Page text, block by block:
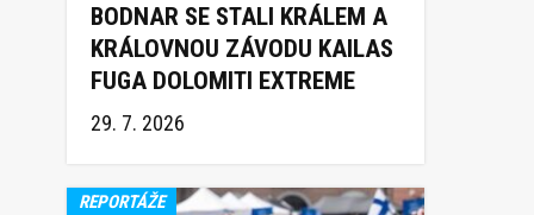
BODNAR SE STALI KRÁLEM A
KRÁLOVNOU ZÁVODU KAILAS
FUGA DOLOMITI EXTREME
TRAIL 2026
29. 7. 2026
REPORTÁŽE